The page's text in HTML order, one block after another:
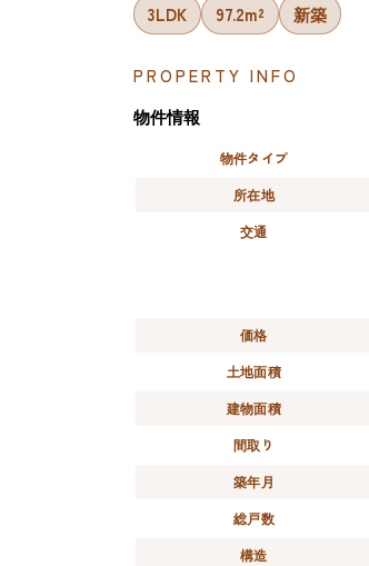
3LDK 97.2m² 新築
PROPERTY INFO
物件情報
物件タイプ
所在地
交通
価格
土地面積
建物面積
間取り
築年月
総戸数
構造